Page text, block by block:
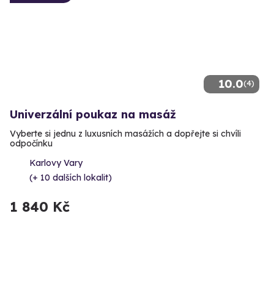
10.0(4)
Univerzální poukaz na masáž
Vyberte si jednu z luxusních masážích a dopřejte si chvíli
odpočínku
Karlovy Vary
(+ 10 dalších lokalit)
1 840 Kč